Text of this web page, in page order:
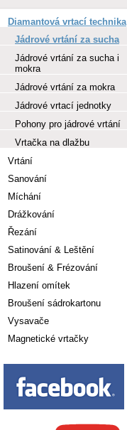
Diamantová vrtací technika
Jádrové vrtání za sucha
Jádrové vrtání za sucha i
mokra
Jádrové vrtání za mokra
Jádrové vrtací jednotky
Pohony pro jádrové vrtání
Vrtačka na dlažbu
Vrtání
Sanování
Míchání
Drážkování
Řezání
Satinování & Leštění
Broušení & Frézování
Hlazení omítek
Broušení sádrokartonu
Vysavače
Magnetické vrtačky